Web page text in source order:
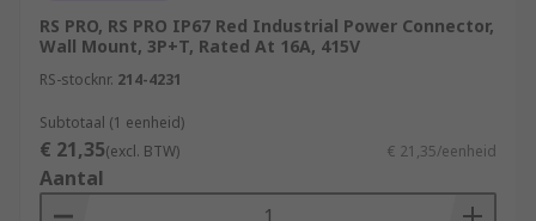
RS PRO, RS PRO IP67 Red Industrial Power Connector,
Wall Mount, 3P+T, Rated At 16A, 415V
RS-stocknr. 214-4231
Subtotaal (1 eenheid)
€ 21,35(excl. BTW) € 21,35/eenheid
Aantal